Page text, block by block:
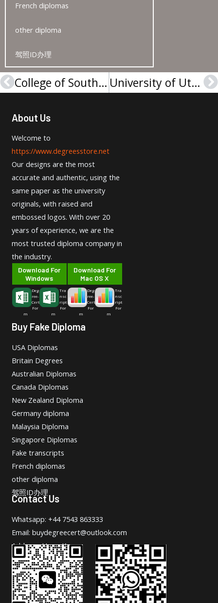
French diplomas
other diploma
驾照ID办理
Prev College of Southern Nevada diploma | 南内华达学院文凭证书 University of Utah degree | 犹他大学文凭办理
About Us
Welcome to
https://www.degreesstore.net
Our designs are the most
accurate and authentic, using the
same paper as the university
originals, with raised and
embossed logos. With over 20
years of experience, we are the
most trusted diploma company in
the industry.
Download For
Windows
Deg
ree-
Cert
For
m
Tra
nsc
ript
For
m
Download For
Mac OS X
Deg
ree-
Cert
For
m
Tra
nsc
ript
For
m
Buy Fake Diploma
USA Diplomas
Britain Degrees
Australian Diplomas
Canada Diplomas
New Zealand Diploma
Germany diploma
Malaysia Diploma
Singapore Diplomas
Fake transcripts
French diplomas
other diploma
驾照ID办理
Contact Us
Whatsapp: +44 7543 863333
Email: buydegreecert@outlook.com
Address: Hong Kong.